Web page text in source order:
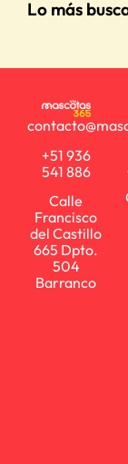
Lo más
+51 936
541 886
Calle
Francisco
del Castillo
665 Dpto.
504
Barranco